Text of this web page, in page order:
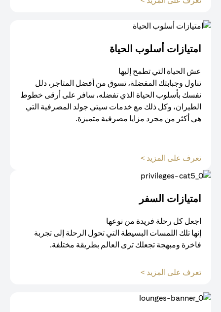
امتيازات أسلوب الحياة​
عش الحياة التي تطمح إليها
تناول وجبابتك المفضلة، تسوق من أفضل المتاجر، دلل
نفسك بأسلوب الحياة الذي تفضله، سافر على أرقى خطوط
الطيران، وكل ذلك مع خدمات سيتي جولد المصرفية التي
هي أكثر من مجرد مزايا مصرفية متميزة.
تعرف على المزيد >
امتيازات السفر
اجعل كل رحلة فريدة من نوعها
إنها تلك اللمسات البسيطة التي تحول الرحلة إلى تجربة
فاخرة ومبهجة تجعلك ترى العالم بطريقة مختلفة.
تعرف على المزيد >